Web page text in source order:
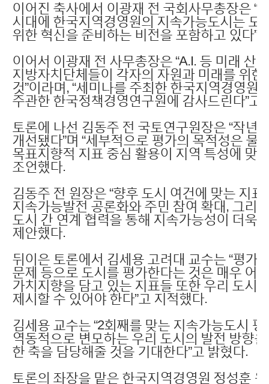
이어진 축사에서 이광재 전 국회사무총장은 “
시대에 한국지역경영원의 지속가능도시는 도
위한 혁신을 준비하는 비전을 포함하고 있다”
이어서 이광재 전 사무총장은 “A.I. 등 미래 산
지방자치단체들이 각자의 자원과 미래를 위
것”이라며, “세미나를 주최한 한국지역경영원
주관한 한국정책경영연구원에 감사드린다”고
토론에 나선 김동주 전 국토연구원장은 “작년
개선됐다”며 “세부적으로 평가의 목적성은 물
목표지향적 지표 중심 활용이 지역 특성에 맞
조언했다.
김동주 전 원장은 “향후 도시 여건에 맞는 지
지속가능발전 공론화와 주민 참여 확대, 그리
도시 간 연계 협력을 통해 지속가능성이 더욱
제안했다.
뒤이은 토론에서 김세용 고려대 교수는 “평가
문제 등으로 도시를 평가한다는 것은 매우 어
가치지향을 담고 있는 지표들 또한 우리 도시
제시할 수 있어야 한다”고 지적했다.
김세용 교수는 “2회째를 맞는 지속가능도시
역동적으로 변모하는 우리 도시의 발전 방향
한 축을 담당해줄 것을 기대한다”고 밝혔다.
토론의 좌장을 맡은 한국지역경영원 정성훈